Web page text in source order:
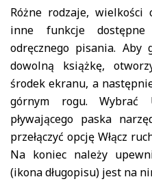
Różne rodzaje, wielkości
inne funkcje
odręcznego pisania. Aby
dowolną książkę,
środek ekranu, a
górnym rogu. Wybrać
pływającego paska
przełączyć opcję Włącz
Na koniec należy
(ikona długopisu) jest na